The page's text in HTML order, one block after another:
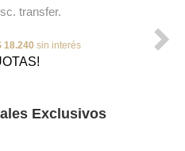
transfer.
18.240 sin interés
Exclusivos